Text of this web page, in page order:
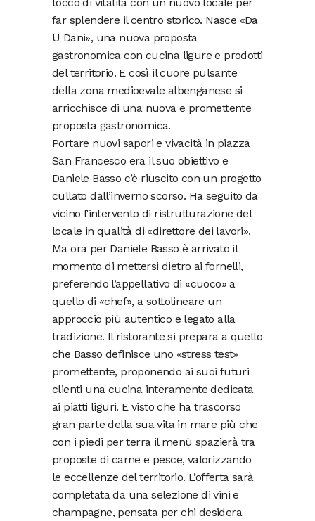
far splendere il centro storico. Nasce «Da
U Dani», una nuova proposta
gastronomica con cucina ligure e prodotti
del territorio. E così il cuore pulsante
della zona medioevale albenganese si
arricchisce di una nuova e promettente
proposta gastronomica.
Portare nuovi sapori e vivacità in piazza
San Francesco era il suo obiettivo e
Daniele Basso c’è riuscito con un progetto
cullato dall’inverno scorso. Ha seguito da
vicino l’intervento di ristrutturazione del
locale in qualità di «direttore dei lavori».
Ma ora per Daniele Basso è arrivato il
momento di mettersi dietro ai fornelli,
preferendo l’appellativo di «cuoco» a
quello di «chef», a sottolineare un
approccio più autentico e legato alla
tradizione. Il ristorante si prepara a quello
che Basso definisce uno «stress test»
promettente, proponendo ai suoi futuri
clienti una cucina interamente dedicata
ai piatti liguri. E visto che ha trascorso
gran parte della sua vita in mare più che
con i piedi per terra il menù spazierà tra
proposte di carne e pesce, valorizzando
le eccellenze del territorio. L’offerta sarà
completata da una selezione di vini e
champagne, pensata per chi desidera